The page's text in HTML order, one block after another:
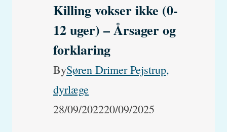
Killing vokser ikke (0-
12 uger) – Årsager og
forklaring
BySøren Drimer Pejstrup,
dyrlæge
28/09/202220/09/2025